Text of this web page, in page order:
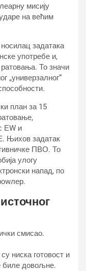
мисију
на већим
задатака
употребе и,
То значи
„универзалног“
план за 15
ЕW и
Њихов задатак
ПВО. То
улогу
напад, по
смисао.
ниска готовост и
биле довољне.